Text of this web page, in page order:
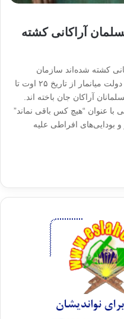
بدون مرز: ۹۴۰۰ مسلمان آراکانی کشته
مسلمان آراکانی کشته شده‌اند سازمان
پزشکان بدون مرز اعلام کرد در حملات دولت میانمار از تاریخ ۲۵ اوت تا
گذشته ۹۴۰۰ نفر از مسلمانان آراکان جان باخته اند.
عنوان “هیچ کس باقی نماند”
بودایی‌های افراطی علیه